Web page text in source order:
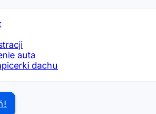
auta
dachu